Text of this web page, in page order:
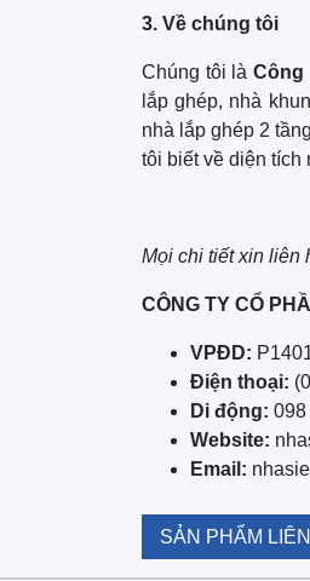
3. Về chúng tôi
Chúng tôi là Công
lắp ghép, nhà
nhà lắp ghép 2
tôi biết về diện tích
Mọi chi tiết xin liên
CÔNG TY CỔ
VPĐD:
Điện thoại:
Di động: 098
Website:
Email:
SẢN PHẨM